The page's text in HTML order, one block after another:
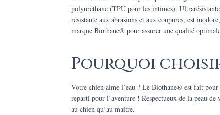
polyuréthane (TPU pour les intimes).
résistante aux abrasions et aux coupures, est
marque Biothane® pour assurer une qualité
Pourquoi choisir
Votre chien aime l’eau ? Le Biothane® est fait
reparti pour l’aventure ! Respectueux de la peau
au chien qu’au maitre.